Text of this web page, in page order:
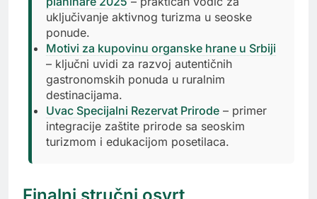
uključivanje aktivnog turizma u seoske
ponude.
Motivi za kupovinu organske hrane u Srbiji
– ključni uvidi za razvoj autentičnih
gastronomskih ponuda u ruralnim
destinacijama.
Uvac Specijalni Rezervat Prirode – primer
integracije zaštite prirode sa seoskim
turizmom i edukacijom posetilaca.